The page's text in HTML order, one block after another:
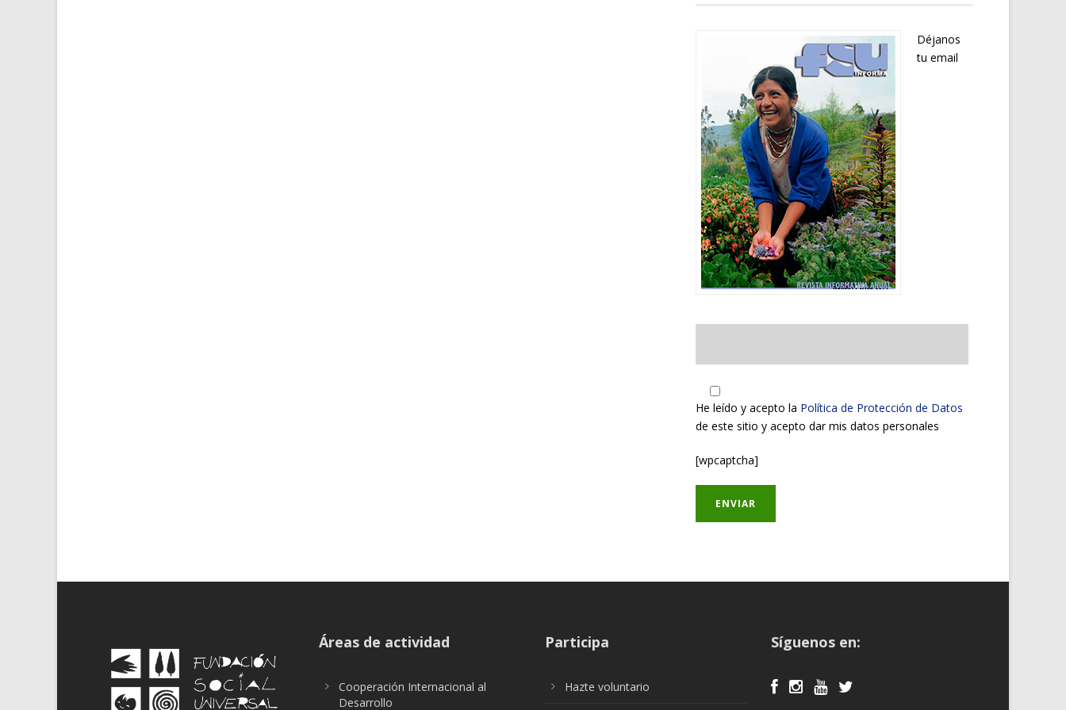
Déjanos
tu email
He leído y acepto la Política de Protección de Datos
de este sitio y acepto dar mis datos personales
[wpcaptcha]
Áreas de actividad
Cooperación Internacional al
Desarrollo
Participa
Hazte voluntario
Síguenos en: